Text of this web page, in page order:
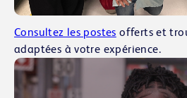
Consultez les postes offerts et
adaptées à votre expérience.